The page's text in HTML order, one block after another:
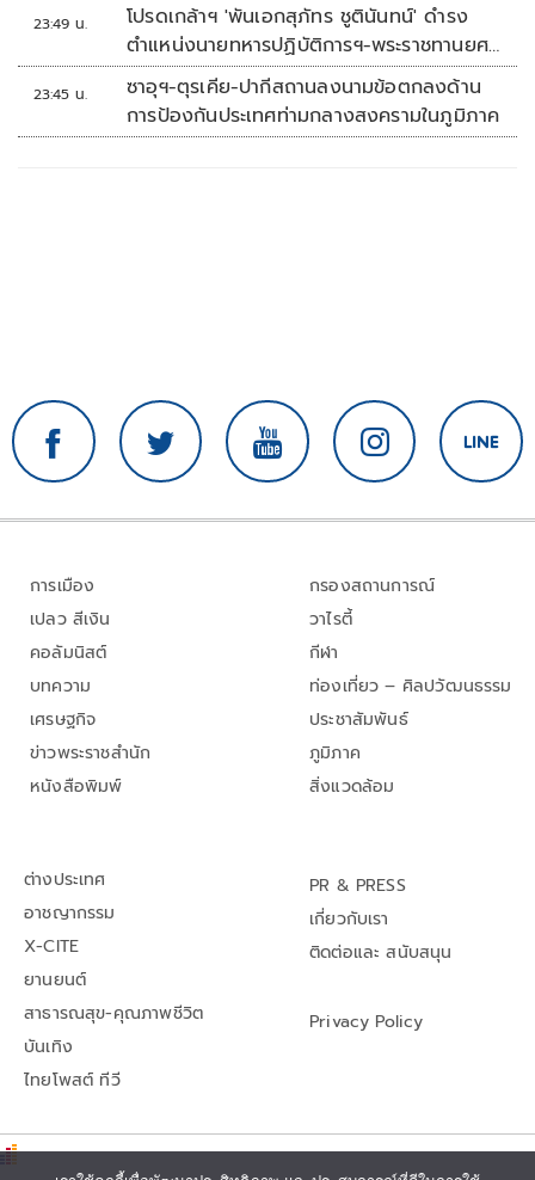
23:49 น.
โปรดเกล้าฯ 'พันเอกสุภัทร ชูตินันทน์' ดำรง
ตำแหน่งนายทหารปฏิบัติการฯ-พระราชทานยศ
'พลตรี'
23:45 น.
ซาอุฯ-ตุรเคีย-ปากีสถานลงนามข้อตกลงด้าน
การป้องกันประเทศท่ามกลางสงครามในภูมิภาค
การเมือง
เปลว สีเงิน
คอลัมนิสต์
บทความ
เศรษฐกิจ
ข่าวพระราชสำนัก
หนังสือพิมพ์
กรองสถานการณ์
วาไรตี้
กีฬา
ท่องเที่ยว – ศิลปวัฒนธรรม
ประชาสัมพันธ์
ภูมิภาค
สิ่งแวดล้อม
ต่างประเทศ
อาชญากรรม
X-CITE
ยานยนต์
สาธารณสุข-คุณภาพชีวิต
บันเทิง
ไทยโพสต์ ทีวี
PR & PRESS
เกี่ยวกับเรา
ติดต่อและ สนับสนุน
Privacy Policy